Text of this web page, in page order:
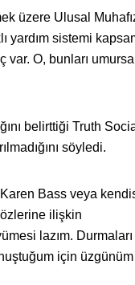
üzere Ulusal
yardım sistemi
O, bunları
belirttiği Truth
söyledi.
Karen Bass veya
ilişkin
lazım. Durmaları
için